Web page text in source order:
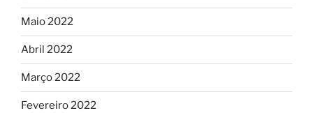
Maio 2022
Abril 2022
Março 2022
Fevereiro 2022